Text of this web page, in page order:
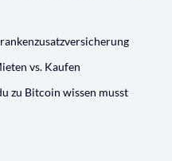
vs. Kaufen
zu Bitcoin wissen musst